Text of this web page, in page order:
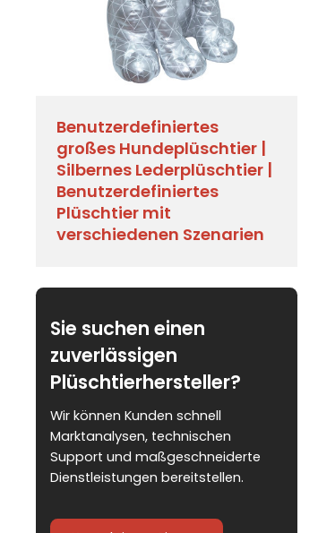
Benutzerdefiniertes
großes Hundeplüschtier |
Silbernes Lederplüschtier |
Benutzerdefiniertes
Plüschtier mit
verschiedenen Szenarien
Sie suchen einen
zuverlässigen
Plüschtierhersteller?
Wir können Kunden schnell
Marktanalysen, technischen
Support und maßgeschneiderte
Dienstleistungen bereitstellen.